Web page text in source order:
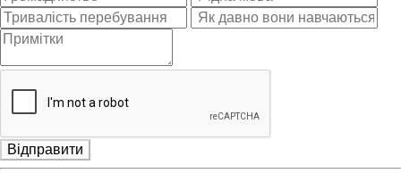
Відправити